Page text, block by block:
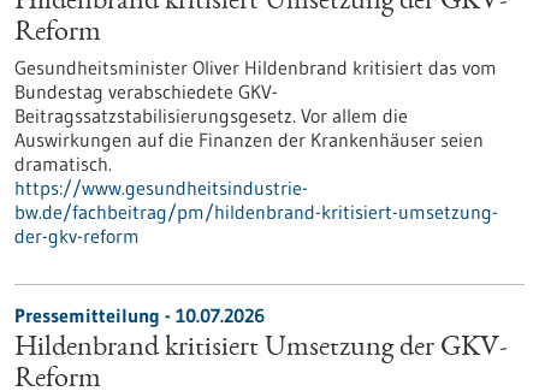
Reform
Gesundheitsminister Oliver Hildenbrand kritisiert das vom
Bundestag verabschiedete GKV-
Beitragssatzstabilisierungsgesetz. Vor allem die
Auswirkungen auf die Finanzen der Krankenhäuser seien
dramatisch.
https://www.gesundheitsindustrie-
bw.de/fachbeitrag/pm/hildenbrand-kritisiert-umsetzung-
der-gkv-reform
Pressemitteilung - 10.07.2026
Hildenbrand kritisiert Umsetzung der GKV-
Reform